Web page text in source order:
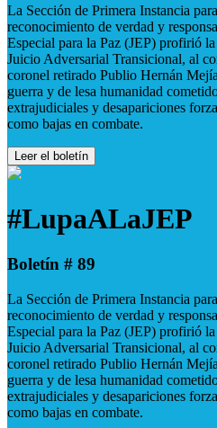
La Sección de Primera Instancia
reconocimiento de verdad y
Especial para la Paz (JEP) profirió
Juicio Adversarial Transicional, al
coronel retirado Publio Hernán
guerra y de lesa humanidad
extrajudiciales y desapariciones
como bajas en combate.
Leer el boletín
#LupaALaJEP
Boletín # 89
La Sección de Primera Instancia
reconocimiento de verdad y
Especial para la Paz (JEP) profirió
Juicio Adversarial Transicional, al
coronel retirado Publio Hernán
guerra y de lesa humanidad
extrajudiciales y desapariciones
como bajas en combate.